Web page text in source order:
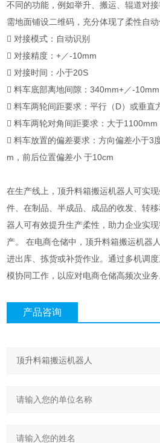
不同的功能，例如举升、搬运、辊道对
需地面铺设二维码，充分体现了柔性自动
 对接模式：自动识别
 对接精度：+／-10mm
 对接时间：小于20S
 料车底部离地间隙：340mm+／-10mm
 料车两轮间距要求：平行（D）或垂直
 料车两轮对角间距要求：大于1100mm
 料车放置的偏差要求：方向偏差小于3
m，前后位置偏差小 于10cm
在生产线上，顶升料箱搬运机器人可实
件、在制品、半成品、成品的收发、转
器人可有效提升生产柔性，助力企业实
产。 在电商仓储中，顶升料箱搬运机器
进出库、拣货或补货作业。通过多机调
模协同工作，以应对电商仓储高频次业务
产品咨询